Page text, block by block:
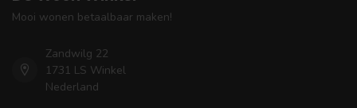
Mooi wonen betaalbaar maken!
Zandwilg 22
1731 LS Winkel
Nederland